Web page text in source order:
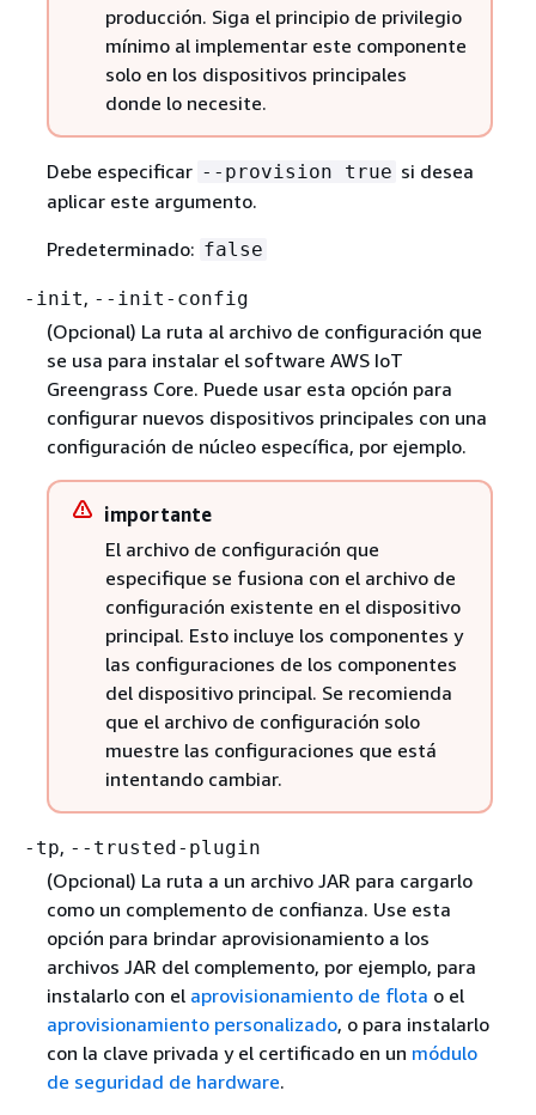
producción. Siga el principio de privilegio
mínimo al implementar este componente
solo en los dispositivos principales
donde lo necesite.
Debe especificar --provision true si desea
aplicar este argumento.
Predeterminado: false
-init, --init-config
(Opcional) La ruta al archivo de configuración que
se usa para instalar el software AWS IoT
Greengrass Core. Puede usar esta opción para
configurar nuevos dispositivos principales con una
configuración de núcleo específica, por ejemplo.
importante
El archivo de configuración que
especifique se fusiona con el archivo de
configuración existente en el dispositivo
principal. Esto incluye los componentes y
las configuraciones de los componentes
del dispositivo principal. Se recomienda
que el archivo de configuración solo
muestre las configuraciones que está
intentando cambiar.
-tp, --trusted-plugin
(Opcional) La ruta a un archivo JAR para cargarlo
como un complemento de confianza. Use esta
opción para brindar aprovisionamiento a los
archivos JAR del complemento, por ejemplo, para
instalarlo con el aprovisionamiento de flota o el
aprovisionamiento personalizado, o para instalarlo
con la clave privada y el certificado en un módulo
de seguridad de hardware.